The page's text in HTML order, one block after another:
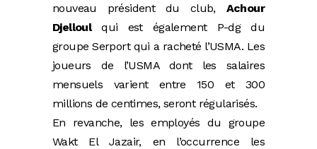
nouveau président du club, Achour
Djelloulqui est également P-dg du
groupe Serport qui a racheté l’USMA. Les
joueurs de l’USMA dont les salaires
mensuels varient entre 150 et 300
millions de centimes, seront régularisés.
En revanche, les employés du groupe
Wakt El Jazair, en l’occurrence les